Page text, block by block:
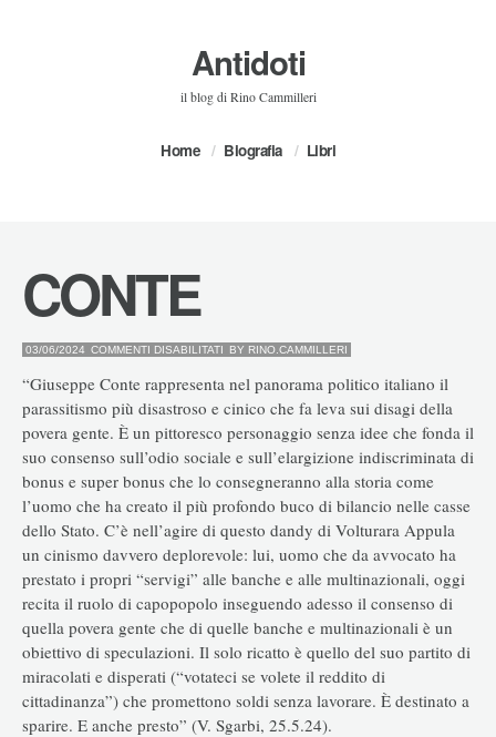
Antidoti
il blog di Rino Cammilleri
Home Biografia Libri
CONTE
03/06/2024 COMMENTI DISABILITATI SU
BY RINO.CAMMILLERI
“Giuseppe Conte rappresenta nel panorama politico italiano il
parassitismo più disastroso e cinico che fa leva sui disagi della
povera gente. È un pittoresco personaggio senza idee che fonda il
suo consenso sull’odio sociale e sull’elargizione indiscriminata di
bonus e super bonus che lo consegneranno alla storia come
l’uomo che ha creato il più profondo buco di bilancio nelle casse
dello Stato. C’è nell’agire di questo dandy di Volturara Appula
un cinismo davvero deplorevole: lui, uomo che da avvocato ha
prestato i propri “servigi” alle banche e alle multinazionali, oggi
recita il ruolo di capopopolo inseguendo adesso il consenso di
quella povera gente che di quelle banche e multinazionali è un
obiettivo di speculazioni. Il solo ricatto è quello del suo partito di
miracolati e disperati (“votateci se volete il reddito di
cittadinanza”) che promettono soldi senza lavorare. È destinato a
sparire. E anche presto” (V. Sgarbi, 25.5.24).